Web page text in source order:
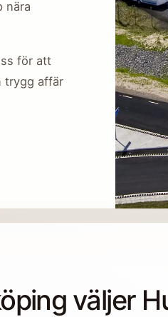
nära
för att
trygg affär
väljer